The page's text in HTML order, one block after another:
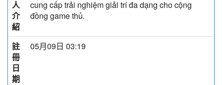
人
介
紹
cung cấp trải nghiệm giải trí đa dạng cho cộng
đồng game thủ.
註
冊
日
期
05月09日 03:19